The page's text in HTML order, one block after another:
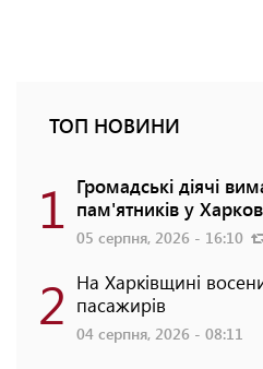
ТОП НОВИНИ
1 Громадські діячі
пам'ятників у
05 серпня, 2026 - 16:10
2 На Харківщині
пасажирів
04 серпня, 2026 - 08:11